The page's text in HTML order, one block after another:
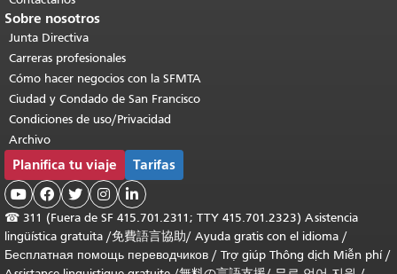
Sobre nosotros
Junta Directiva
Carreras profesionales
Cómo hacer negocios con la SFMTA
Ciudad y Condado de San Francisco
Condiciones de uso/Privacidad
Archivo
Planifica tu viaje Tarifas
    
☎ 311 (Fuera de SF 415.701.2311; TTY 415.701.2323) Asistencia
lingüística gratuita /免費語言協助/ Ayuda gratis con el idioma /
Бесплатная помощь переводчиков / Trợ giúp Thông dịch Miễn phí/